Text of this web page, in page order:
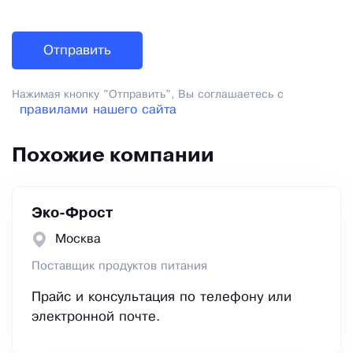
Нажимая кнопку "Отправить", Вы соглашаетесь с
правилами нашего сайта
Похожие компании
Эко-Фрост
Москва
Поставщик продуктов питания
Прайс и консультация по телефону или
электронной почте.